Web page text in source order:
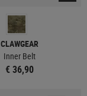
CLAWGEAR
Inner Belt
€ 36,90